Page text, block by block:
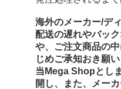
海外のメーカー/デ
配送の遅れやバッ
や、ご注文商品の
じめご承知おき願い
当Mega Shopとし
開し、また、メー